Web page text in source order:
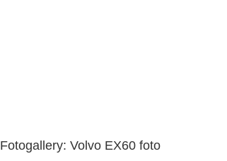
Fotogallery: Volvo EX60 foto